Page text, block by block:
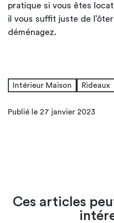
pratique si vous êtes
il vous suffit juste de
déménagez.
Intérieur Maison Rideaux
Publié le 27 janvier 2023
Ces articles